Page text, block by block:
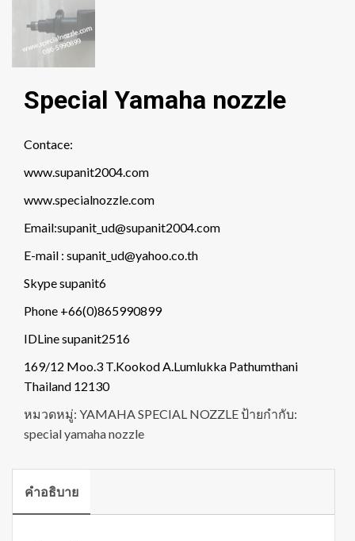
Special Yamaha nozzle
Contace:
www.supanit2004.com
www.specialnozzle.com
Email:supanit_ud@supanit2004.com
E-mail : supanit_ud@yahoo.co.th
Skype supanit6
Phone +66(0)865990899
IDLine supanit2516
169/12 Moo.3 T.Kookod A.Lumlukka Pathumthani
Thailand 12130
หมวดหมู่: YAMAHA SPECIAL NOZZLEป้ายกำกับ:
special yamaha nozzle
คำอธิบาย